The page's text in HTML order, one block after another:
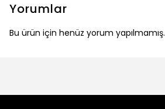
Yorumlar
Bu ürün için henüz yorum yapılmamış.